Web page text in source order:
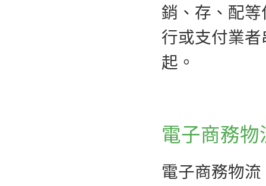
銷、存、配
行或支付業
起。
電子商務
電子商務物流